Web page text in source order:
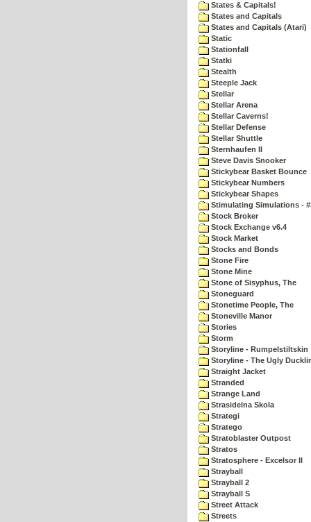
States & Capitals!
States and Capitals
States and Capitals (Atari)
Static
Stationfall
Statki
Stealth
Steeple Jack
Stellar
Stellar Arena
Stellar Caverns!
Stellar Defense
Stellar Shuttle
Sternhaufen II
Steve Davis Snooker
Stickybear Basket Bounce
Stickybear Numbers
Stickybear Shapes
Stimulating Simulations -
Stock Broker
Stock Exchange v6.4
Stock Market
Stocks and Bonds
Stone Fire
Stone Mine
Stone of Sisyphus, The
Stoneguard
Stonetime People, The
Stoneville Manor
Stories
Storm
Storyline - Rumpelstiltskin
Storyline - The Ugly
Straight Jacket
Stranded
Strange Land
Strasidelna Skola
Strategi
Stratego
Stratoblaster Outpost
Stratos
Stratosphere - Excelsor II
Strayball
Strayball 2
Strayball S
Street Attack
Streets